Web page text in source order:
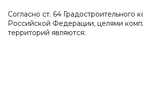
Согласно ст. 64 Градостроительного
Российской Федерации, целями
территорий являются: